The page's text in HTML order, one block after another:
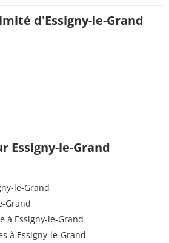
d'Essigny-le-Grand
Essigny-le-Grand
le-Grand
Grand
à Essigny-le-Grand
à Essigny-le-Grand